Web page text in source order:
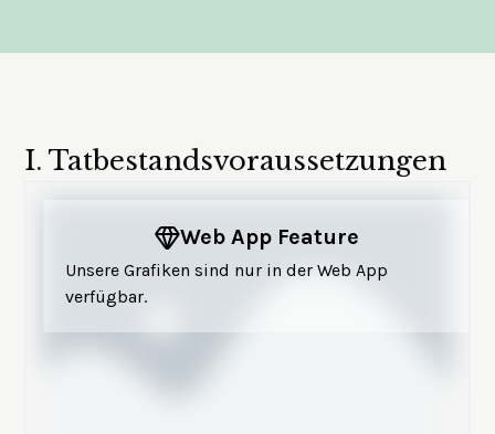
I. Tatbestandsvoraussetzungen
Web App Feature
Unsere Grafiken sind nur in der Web App
verfügbar.